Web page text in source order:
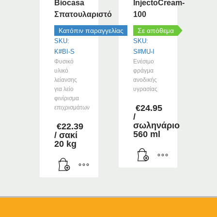
σελίδα
προϊόντος
επιλεγούν
σελίδα
προϊόντος
Biocasa
Σπατουλαριστό
Κατόπιν παραγγελίας
SKU:
K#BI-S
Φυσικό
υλικό
λείανσης
για λείο
φινίρισμα
επιχρισμάτων
€22.39
/ σακί
20 kg
InjectoCream-
100
Σε απόθεμα
SKU:
S#MU-I
Ενέσιμο
φράγμα
ανοδικής
υγρασίας
€24.95
/
σωληνάριο
560 ml